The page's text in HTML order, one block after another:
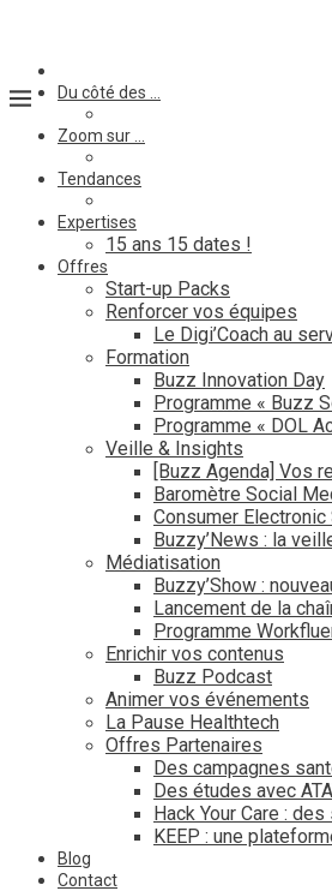
Du côté des …
Zoom sur …
Tendances
Expertises
15 ans 15 dates !
Offres
Start-up Packs
Renforcer vos équipes
Le Digi’Coach au
Formation
Buzz Innovation Day
Programme « Buzz
Programme « DOL
Veille & Insights
[Buzz Agenda] Vos
Baromètre Social
Consumer Electronic
Buzzy’News : la
Médiatisation
Buzzy’Show :
Lancement de la
Programme
Enrichir vos contenus
Buzz Podcast
Animer vos événements
La Pause Healthtech
Offres Partenaires
Des campagnes
Des études avec
Hack Your Care :
KEEP : une
Blog
Contact